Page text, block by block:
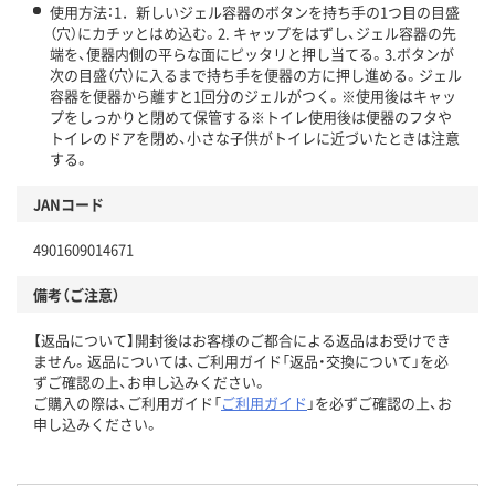
使用方法：1．新しいジェル容器のボタンを持ち手の1つ目の目盛
（穴）にカチッとはめ込む。2. キャップをはずし、ジェル容器の先
端を、便器内側の平らな面にピッタリと押し当てる。3.ボタンが
次の目盛（穴）に入るまで持ち手を便器の方に押し進める。ジェル
容器を便器から離すと1回分のジェルがつく。※使用後はキャッ
プをしっかりと閉めて保管する※トイレ使用後は便器のフタや
トイレのドアを閉め、小さな子供がトイレに近づいたときは注意
する。
JANコード
4901609014671
備考（ご注意）
【返品について】開封後はお客様のご都合による返品はお受けでき
ません。返品については、ご利用ガイド「返品・交換について」を必
ずご確認の上、お申し込みください。
ご購入の際は、ご利用ガイド「ご利用ガイド 」を必ずご確認の上、お
申し込みください。